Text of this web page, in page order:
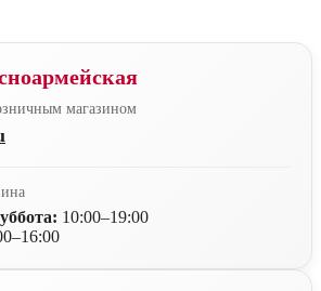
магазином
10:00–19:00